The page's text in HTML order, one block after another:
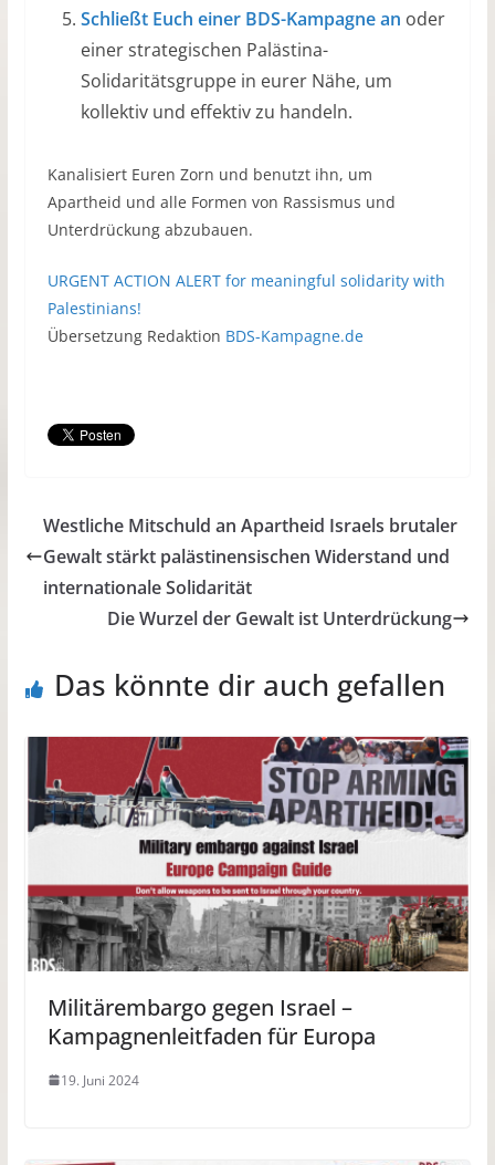
Schließt Euch einer BDS-Kampagne an oder
einer strategischen Palästina-
Solidaritätsgruppe in eurer Nähe, um
kollektiv und effektiv zu handeln.
Kanalisiert Euren Zorn und benutzt ihn, um
Apartheid und alle Formen von Rassismus und
Unterdrückung abzubauen.
URGENT ACTION ALERT for meaningful solidarity with
Palestinians!
Übersetzung Redaktion BDS-Kampagne.de
Westliche Mitschuld an Apartheid Israels brutaler
Gewalt stärkt palästinensischen Widerstand und
internationale Solidarität
Die Wurzel der Gewalt ist Unterdrückung
Das könnte dir auch gefallen
Militärembargo gegen Israel –
Kampagnenleitfaden für Europa
19. Juni 2024